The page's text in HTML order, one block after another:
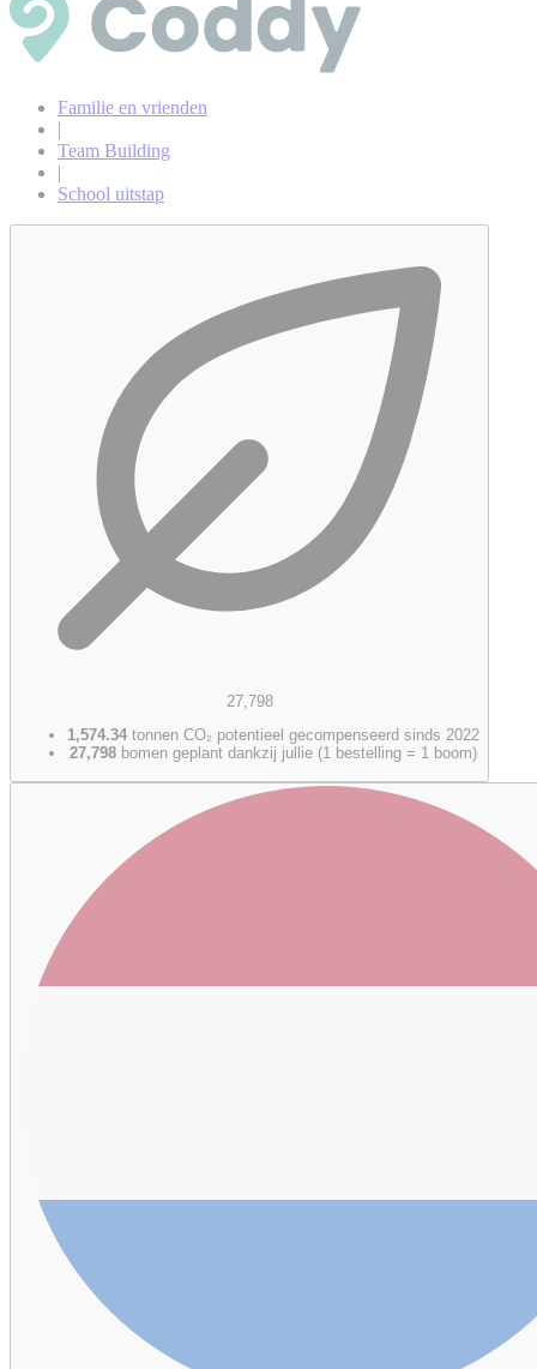
Familie en vrienden
|
Team Building
|
School uitstap
27,798
1,574.34 tonnen CO₂ potentieel gecompenseerd sinds 2022
27,798 bomen geplant dankzij jullie (1 bestelling = 1 boom)